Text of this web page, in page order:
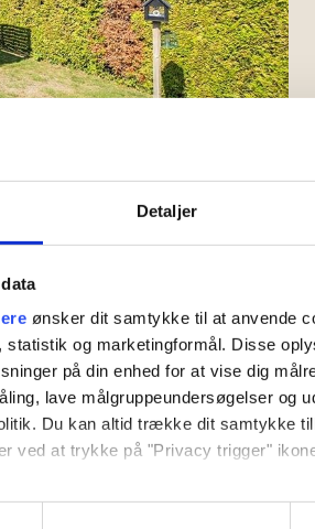
Detaljer
ønsker dit samtykke til at anvende
og marketingformål. Disse
på din enhed for at vise dig
lave målgruppeundersøgelser og
Du kan altid trække dit samtykke
ved at trykke på "Privacy trigger"
også gerne:
V2